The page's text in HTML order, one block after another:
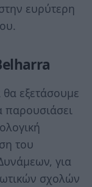
ευρύτερη
εξετάσουμε
παρουσιάσει
του
για
σχολών